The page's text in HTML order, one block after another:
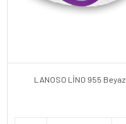
LANOSO LİNO 955 Beyaz